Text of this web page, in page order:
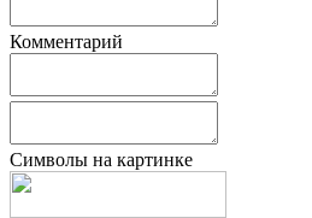
Комментарий
Символы на картинке